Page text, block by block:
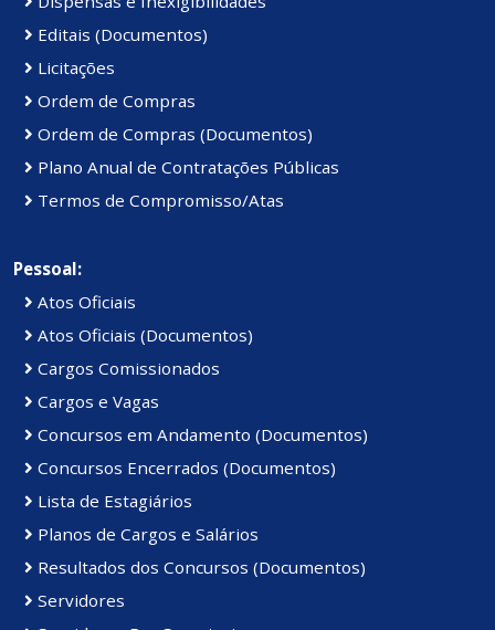
Editais (Documentos)
Licitações
Ordem de Compras
Ordem de Compras (Documentos)
Plano Anual de Contratações Públicas
Termos de Compromisso/Atas
Pessoal:
Atos Oficiais
Atos Oficiais (Documentos)
Cargos Comissionados
Cargos e Vagas
Concursos em Andamento (Documentos)
Concursos Encerrados (Documentos)
Lista de Estagiários
Planos de Cargos e Salários
Resultados dos Concursos (Documentos)
Servidores